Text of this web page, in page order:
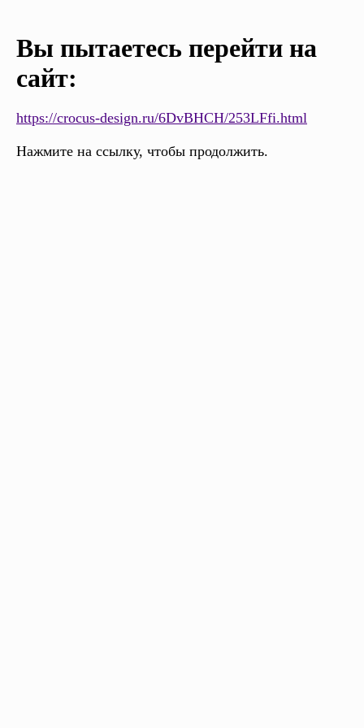
Вы пытаетесь перейти на
сайт:
https://crocus-design.ru/6DvBHCH/253LFfi.html
Нажмите на ссылку, чтобы продолжить.